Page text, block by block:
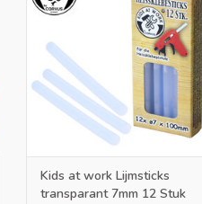
TOEVOEGEN AAN WINKELWAGEN
Kids at work Lijmsticks
transparant 7mm 12 Stuk